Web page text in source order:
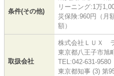
条件(その他)
リーニング:1万
災保険:960円（月
額）
取扱会社
株式会社ＬＵＸ
東京都八王子市旭
TEL:042-631-9580
東京都知事 (3) 第